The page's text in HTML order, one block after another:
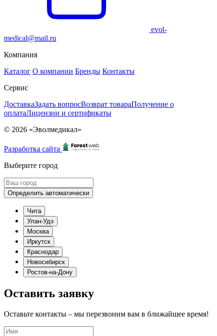
evol-
medical@mail.ru
Компания
Каталог О компании Бренды Контакты
Сервис
ДоставкаЗадать вопросВозврат товараПолучение о
оплатаЛицензии и сертификаты
© 2026 «Эволмедикал»
Разработка сайта
Выберите город
Определить автоматически
Чита
Улан-Удэ
Москва
Иркутск
Краснодар
Новосибирск
Ростов-на-Дону
Оставить заявку
Оставьте контакты – мы перезвоним вам в ближайшее время!